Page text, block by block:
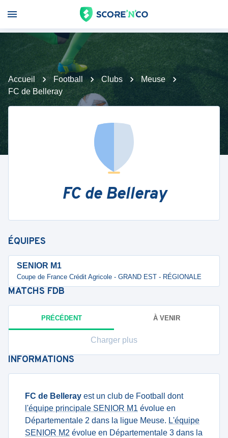
Accueil Football Clubs
Meuse
FC de Belleray
FC de Belleray
ÉQUIPES
SENIOR M1
Coupe de France Crédit Agricole - GRAND EST - RÉGIONALE
MATCHS FDB
PRÉCÉDENT À VENIR
Charger plus
INFORMATIONS
FC de Belleray est un club de Football dont
l'équipe principale SENIOR M1 évolue en
Départementale 2 dans la ligue Meuse. L'équipe
SENIOR M2 évolue en Départementale 3 dans la